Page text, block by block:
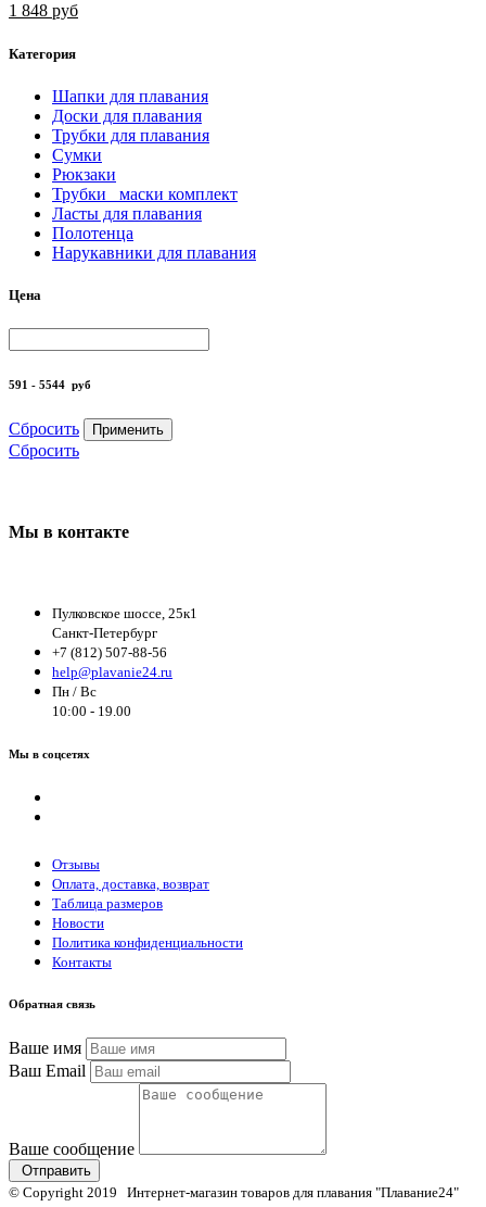
1 848 руб
Категория
Шапки для плавания
Доски для плавания
Трубки для плавания
Сумки
Рюкзаки
Трубки _маски комплект
Ласты для плавания
Полотенца
Нарукавники для плавания
Цена
591 - 5544 руб
Сбросить Применить
Сбросить
Мы в контакте
Пулковское шоссе, 25к1
Санкт-Петербург
+7 (812) 507-88-56
help@plavanie24.ru
Пн / Вс
10:00 - 19.00
Мы в соцсетях
Отзывы
Оплата, доставка, возврат
Таблица размеров
Новости
Политика конфиденциальности
Контакты
Обратная связь
Ваше имя
Ваш Email
Ваше сообщение
Отправить
© Copyright 2019 Интернет-магазин товаров для плавания "Плавание24"